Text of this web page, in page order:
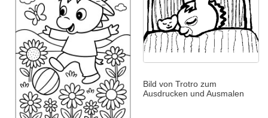
Bild von Trotro zum
Ausdrucken und Ausmalen